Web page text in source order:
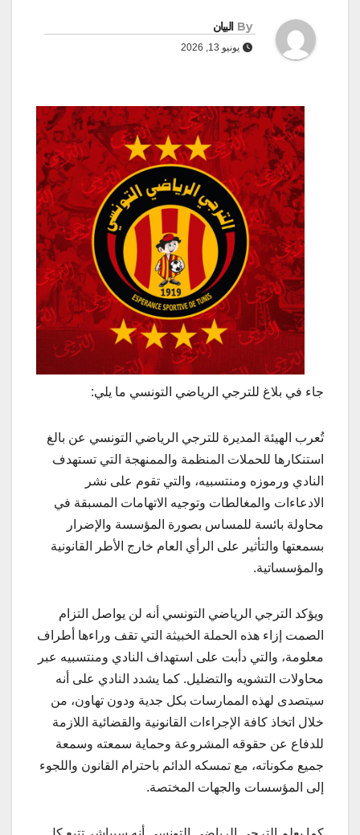
By البيان
يونيو 13, 2026
جاء في بلاغ للترجي الرياضي التونسي ما يلي:
تُعرب الهيئة المديرة للترجي الرياضي التونسي عن بالغ
استنكارها للحملات المنظمة والممنهجة التي تستهدف
النادي ورموزه ومنتسبيه، والتي تقوم على نشر
الادعاءات والمغالطات وتوجيه الاتهامات المسبقة في
محاولة بائسة للمساس بصورة المؤسسة والإضرار
بسمعتها والتأثير على الرأي العام خارج الأطر القانونية
والمؤسساتية.
ويؤكد الترجي الرياضي التونسي أنه لن يواصل التزام
الصمت إزاء هذه الحملة الخبيثة التي تقف وراءها أطراف
معلومة، والتي دأبت على استهداف النادي ومنتسبيه عبر
محاولات التشويه والتضليل. كما يشدد النادي على أنه
سيتصدى لهذه الممارسات بكل جدية ودون تهاون، من
خلال اتخاذ كافة الإجراءات القانونية والقضائية اللازمة
للدفاع عن حقوقه المشروعة وحماية سمعته وسمعة
جميع مكوناته، مع تمسكه الدائم باحترام القانون واللجوء
إلى المؤسسات والجهات المختصة.